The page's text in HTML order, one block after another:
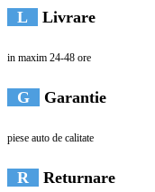
L Livrare
in maxim 24-48 ore
G Garantie
piese auto de calitate
R Returnare